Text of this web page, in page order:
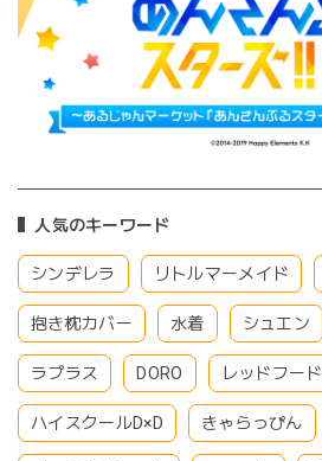
人気のキーワード
シンデレラ リトルマーメイド
抱き枕カバー 水着 シュエン
ラプラス DORO レッドフード
ハイスクールD×D きゃらっぴん